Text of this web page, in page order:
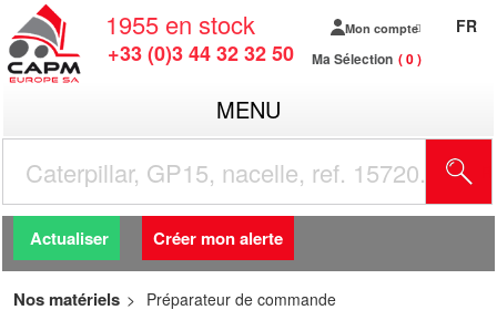
1955 en stock
+33 (0)3 44 32 32 50
Mon compte
Ma Sélection 0
FR
MENU
Actualiser Créer mon alerte
Nos matériels
Préparateur de commande